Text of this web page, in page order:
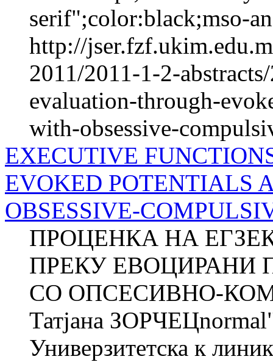
serif";color:black;mso-
http://
2011/2011-1-2-
evaluation-through-
with-obsessive-
EXECUTIVE
EVOKED POTENTIALS
OBSESSIVE-
ПРОЦЕНКА НА
ПРЕКУ ЕВОЦИРАНИ
СО ОПСЕСИВНО-
Татјана
Универзитетска к